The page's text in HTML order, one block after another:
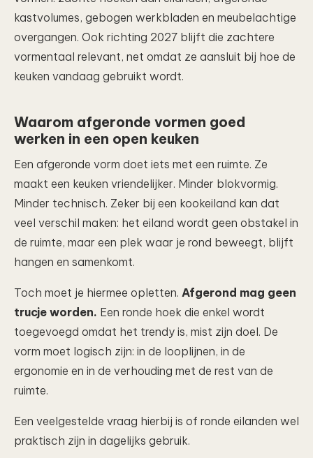
kastvolumes, gebogen werkbladen en meubelachtige
overgangen. Ook richting 2027 blijft die zachtere
vormentaal relevant, net omdat ze aansluit bij hoe de
keuken vandaag gebruikt wordt.
Waarom afgeronde vormen goed
werken in een open keuken
Een afgeronde vorm doet iets met een ruimte. Ze
maakt een keuken vriendelijker. Minder blokvormig.
Minder technisch. Zeker bij een kookeiland kan dat
veel verschil maken: het eiland wordt geen obstakel in
de ruimte, maar een plek waar je rond beweegt, blijft
hangen en samenkomt.
Toch moet je hiermee opletten. Afgerond mag geen
trucje worden. Een ronde hoek die enkel wordt
toegevoegd omdat het trendy is, mist zijn doel. De
vorm moet logisch zijn: in de looplijnen, in de
ergonomie en in de verhouding met de rest van de
ruimte.
Een veelgestelde vraag hierbij is of ronde eilanden wel
praktisch zijn in dagelijks gebruik.